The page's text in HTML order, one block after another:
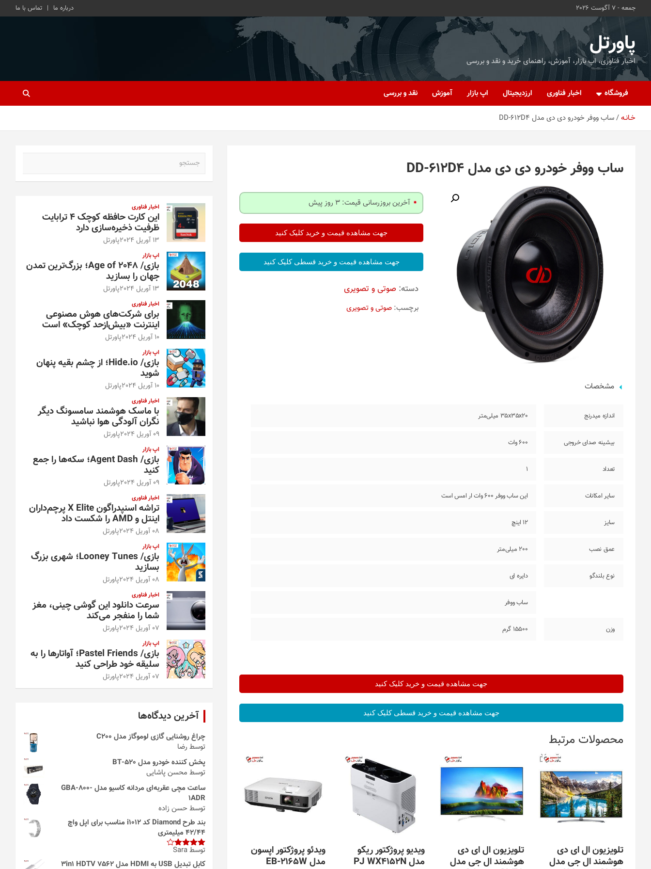
جمعه - 7 آگوست 2026 درباره ما تماس با ما
پاورتل
اخبار فناوری، اپ بازار، آموزش، راهنمای خرید و نقد و بررسی
فروشگاه اخبار فناوری ارزدیجیتال اپ بازار آموزش نقد و بررسی
خـانـه ساب ووفر خودرو دی دی مدل DD-612D4
ساب ووفر خودرو دی دی مدل DD-612D4
آخرین بروزرسانی قیمت: 3 روز پیش
جهت مشاهده قیمت و خرید کلیک کنید
جهت مشاهده قیمت و خرید قسطی کلیک کنید
دسته: صوتی و تصویری
برچسب: صوتی و تصویری
مشخصات
اندازه میدرنج 35x35x20 میلی‌متر
بیشینه صدای خروجی 600 وات
تعداد 1
سایر امکانات این ساب ووفر 600 وات ار امس است
سایز 12 اینچ
عمق نصب 200 میلی‌متر
نوع بلندگو دایره ای
ساب ووفر
وزن 15500 گرم
جهت مشاهده قیمت و خرید کلیک کنید
جهت مشاهده قیمت و خرید قسطی کلیک کنید
محصولات مرتبط
تلویزیون ال ای دی
هوشمند ال جی مدل
تلویزیون ال ای دی
هوشمند ال جی مدل
ویدیو پروژکتور ریکو
مدل PJ WX4152N
ویدئو پروژکتور اپسون
مدل EB-2165W
اخبار فناوری
این کارت حافظه کوچک ۴ ترابایت
ظرفیت ذخیره‌سازی دارد
13 آوریل 2024 پاورتل
اپ بازار
بازی/ Age of 2048؛ بزرگ‌ترین تمدن
جهان را بسازید
13 آوریل 2024 پاورتل
اخبار فناوری
برای شرکت‌های هوش مصنوعی
اینترنت «بیش‌از‌حد کوچک» است
10 آوریل 2024 پاورتل
اپ بازار
بازی/ Hide.io؛ از چشم بقیه پنهان
شوید
10 آوریل 2024 پاورتل
اخبار فناوری
با ماسک هوشمند سامسونگ دیگر
نگران آلودگی هوا نباشید
09 آوریل 2024 پاورتل
اپ بازار
بازی/ Agent Dash؛ سکه‌ها را جمع
کنید
09 آوریل 2024 پاورتل
اخبار فناوری
تراشه اسنپدراگون X Elite پرچم‌داران
اینتل و AMD را شکست داد
08 آوریل 2024 پاورتل
اپ بازار
بازی/ Looney Tunes؛ شهری بزرگ
بسازید
08 آوریل 2024 پاورتل
اخبار فناوری
سرعت دانلود این گوشی چینی، مغز
شما را منفجر می‌کند
07 آوریل 2024 پاورتل
اپ بازار
بازی/ Pastel Friends؛ آواتارها را به
سلیقه خود طراحی کنید
07 آوریل 2024 پاورتل
آخرین دیدگاه‌ها
چراغ روشنایی گازی لوموگاز مدل C200
توسط رضا
پخش کننده خودرو مدل 520-BT
توسط محسن پاشایی
ساعت مچی عقربه‌ای مردانه کاسیو مدل GBA-800-
1ADR
توسط حسن زاده
بند طرح Diamond کد i1012 مناسب برای اپل واچ
42/44 میلیمتری
امتیاز4
از 5
توسط Sara
کابل تبدیل USB به HDMI مدل 3in1 HDTV 7562